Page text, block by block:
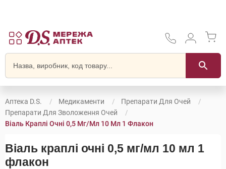
Аптека D.S. Медикаменти
Препарати Для Очей
Препарати Для Зволоження Очей
Віаль Краплі Очні 0,5 Мг/мл 10 Мл 1 Флакон
Віаль краплі очні 0,5 мг/мл 10 мл 1
флакон